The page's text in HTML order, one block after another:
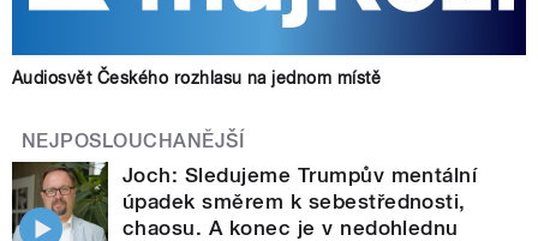
Audiosvět Českého rozhlasu na jednom místě
NEJPOSLOUCHANĚJŠÍ
Joch: Sledujeme Trumpův mentální
úpadek směrem k sebestřednosti,
chaosu. A konec je v nedohlednu